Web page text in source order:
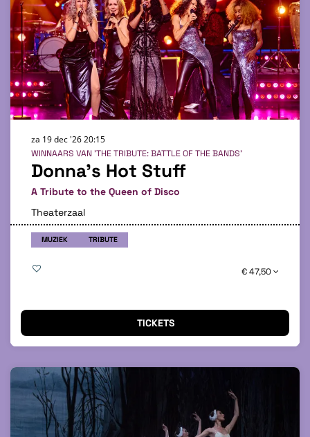
Donna’s Hot Stuff
A Tribute to the Queen of Disco
WINNAARS VAN 'THE TRIBUTE: BATTLE OF THE BANDS'
za 19 dec '2620:15
Theaterzaal
MUZIEK TRIBUTE
€ 47,50
TICKETS